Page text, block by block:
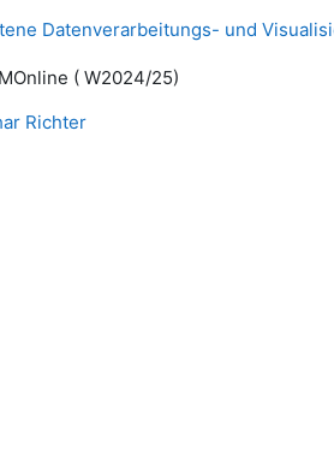
Datenverarbeitungs- und
( W2024/25)
Richter